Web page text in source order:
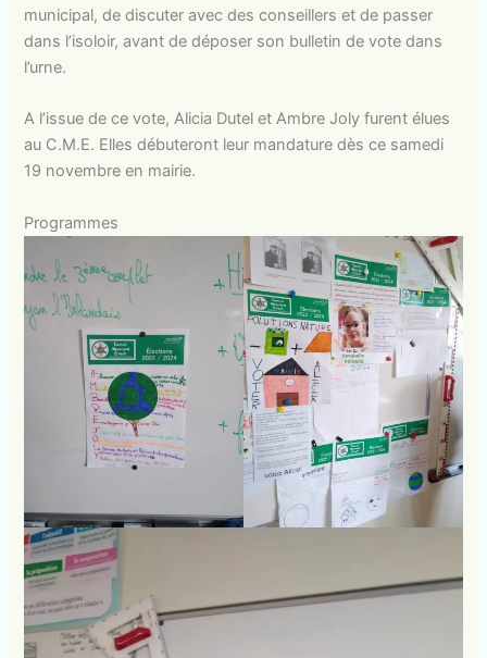
municipal, de discuter avec des conseillers et de passer
dans l’isoloir, avant de déposer son bulletin de vote dans
l’urne.
A l’issue de ce vote, Alicia Dutel et Ambre Joly furent élues
au C.M.E. Elles débuteront leur mandature dès ce samedi
19 novembre en mairie.
Programmes